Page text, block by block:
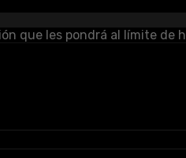
que les pondrá al límite de